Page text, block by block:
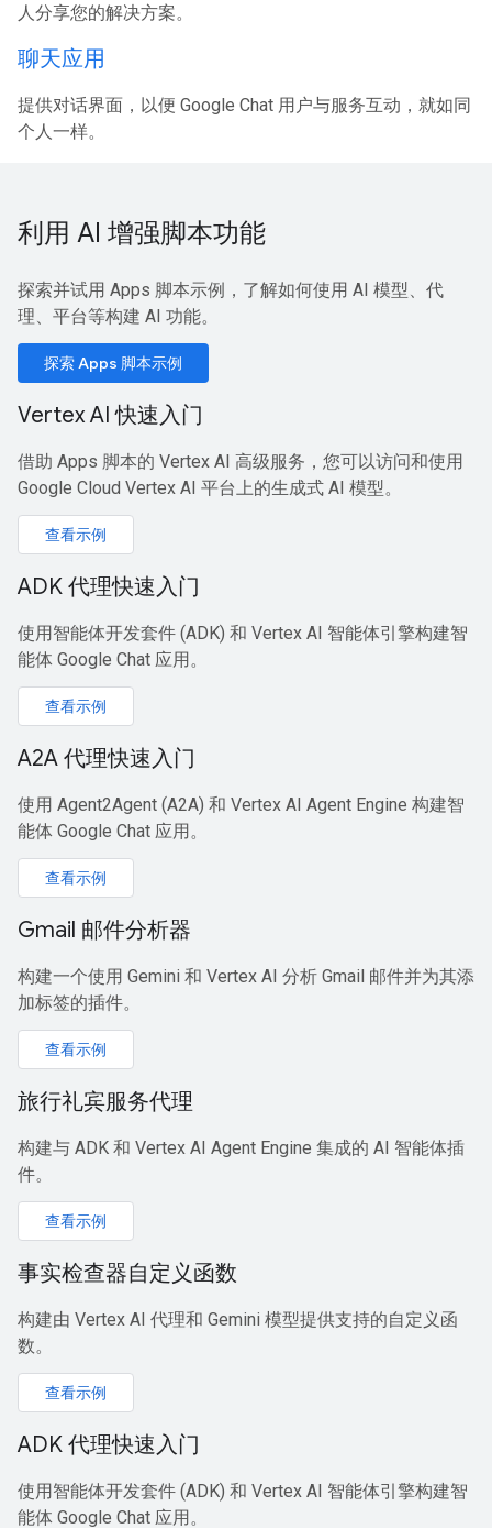
人分享您的解决方案。
聊天应用
提供对话界面，以便 Google Chat 用户与服务互动，就如同
个人一样。
利用 AI 增强脚本功能
探索并试用 Apps 脚本示例，了解如何使用 AI 模型、代
理、平台等构建 AI 功能。
探索 Apps 脚本示例
Vertex AI 快速入门
借助 Apps 脚本的 Vertex AI 高级服务，您可以访问和使用
Google Cloud Vertex AI 平台上的生成式 AI 模型。
查看示例
ADK 代理快速入门
使用智能体开发套件 (ADK) 和 Vertex AI 智能体引擎构建智
能体 Google Chat 应用。
查看示例
A2A 代理快速入门
使用 Agent2Agent (A2A) 和 Vertex AI Agent Engine 构建智
能体 Google Chat 应用。
查看示例
Gmail 邮件分析器
构建一个使用 Gemini 和 Vertex AI 分析 Gmail 邮件并为其添
加标签的插件。
查看示例
旅行礼宾服务代理
构建与 ADK 和 Vertex AI Agent Engine 集成的 AI 智能体插
件。
查看示例
事实检查器自定义函数
构建由 Vertex AI 代理和 Gemini 模型提供支持的自定义函
数。
查看示例
ADK 代理快速入门
使用智能体开发套件 (ADK) 和 Vertex AI 智能体引擎构建智
能体 Google Chat 应用。